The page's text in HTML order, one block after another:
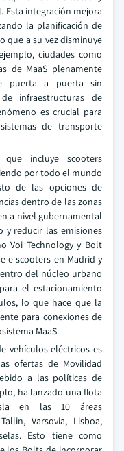
Esta integración mejora
la planificación de
que a su vez disminuye
ciudades como
de MaaS plenamente
puerta a puerta sin
infraestructuras de
es crucial para
de transporte
incluye scooters
por todo el mundo
de las opciones de
dentro de las zonas
a nivel gubernamental
y reducir las emisiones
Voi Technology y Bolt
e-scooters en Madrid y
del núcleo urbano
el estacionamiento
lo que hace que la
para conexiones de
MaaS.
vehículos eléctricos es
ofertas de Movilidad
a las políticas de
ha lanzado una flota
en las 10 áreas
Varsovia, Lisboa,
Esto tiene como